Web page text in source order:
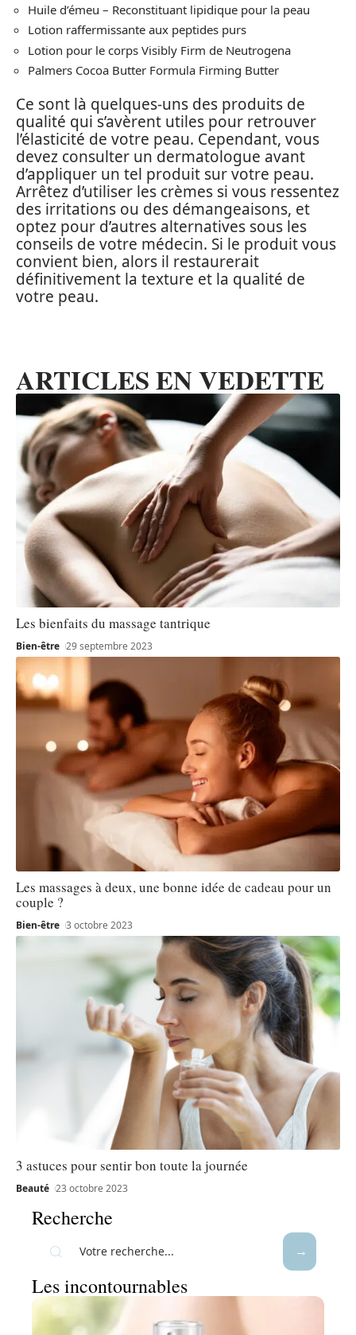
Huile d’émeu – Reconstituant lipidique pour la peau
Lotion raffermissante aux peptides purs
Lotion pour le corps Visibly Firm de Neutrogena
Palmers Cocoa Butter Formula Firming Butter
Ce sont là quelques-uns des produits de
qualité qui s’avèrent utiles pour retrouver
l’élasticité de votre peau. Cependant, vous
devez consulter un dermatologue avant
d’appliquer un tel produit sur votre peau.
Arrêtez d’utiliser les crèmes si vous ressentez
des irritations ou des démangeaisons, et
optez pour d’autres alternatives sous les
conseils de votre médecin. Si le produit vous
convient bien, alors il restaurerait
définitivement la texture et la qualité de
votre peau.
ARTICLES EN VEDETTE
Les bienfaits du massage tantrique
Bien-être 29 septembre 2023
Les massages à deux, une bonne idée de cadeau pour un
couple ?
Bien-être 3 octobre 2023
3 astuces pour sentir bon toute la journée
Beauté 23 octobre 2023
Recherche
Les incontournables